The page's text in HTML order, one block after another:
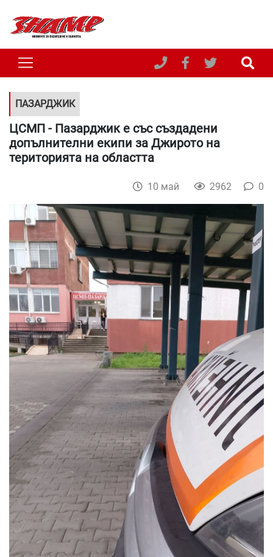
ПАЗАРДЖИК
ЦСМП - Пазарджик е със създадени
допълнителни екипи за Джирото на
територията на областта
10 май 2962 0